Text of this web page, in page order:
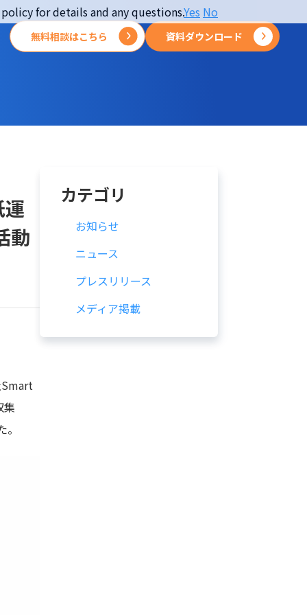
無料相談はこちら 資料ダウンロード
動
Smart
集
カテゴリ
お知らせ
ニュース
プレスリリース
メディア掲載
for details and any questions.Yes No